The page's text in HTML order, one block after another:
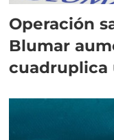
Operación
Blumar
cuadruplica